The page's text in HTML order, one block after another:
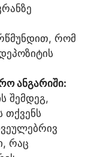
რომ
ანგარიში:
შემდეგ,
თქვენს
რაც